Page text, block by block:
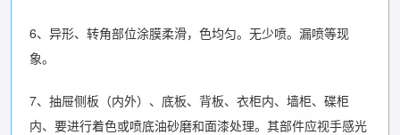
6、异形、转角部位涂膜柔滑，色均匀。无少喷。漏喷等现
象。
7、抽屉侧板（内外）、底板、背板、衣柜内、墙柜、碟柜
内、要进行着色或喷底油砂磨和面漆处理。其部件应视手感光